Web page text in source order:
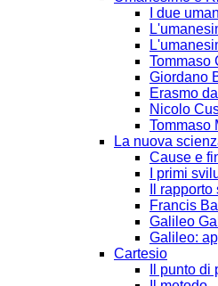
I due
Tommaso
Giordano
Erasmo
Nicolo
Tommaso
La nuova
Cause e
I primi
Il
Francis
Galileo
Galileo:
Cartesio
Il punto di